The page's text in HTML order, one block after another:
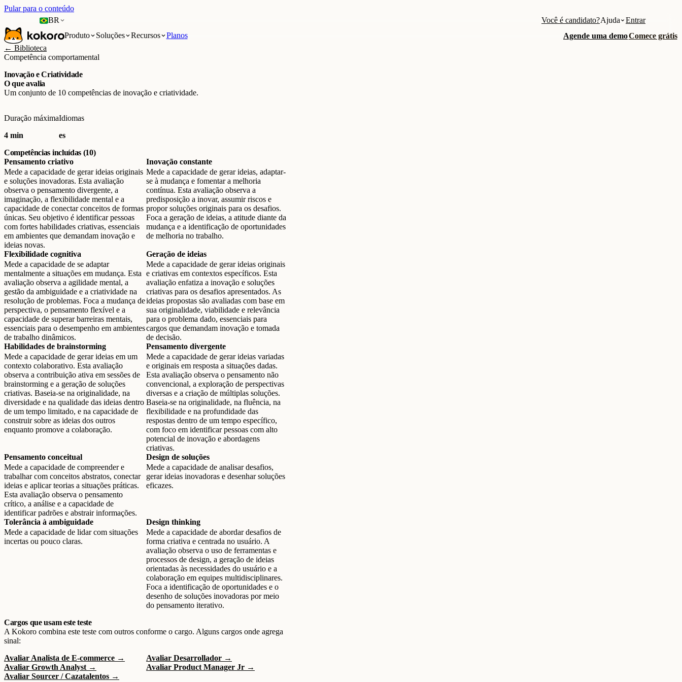
Pular para o conteúdo
BR
Você é candidato?Ajuda
Entrar
Produto
Soluções Recursos Planos Agende uma demoComece grátis
← Biblioteca
Competência comportamental
Inovação e Criatividade
O que avalia
Um conjunto de 10 competências de inovação e criatividade.
Duração máxima
4 min
Idiomas
es
Competências incluídas (10)
Pensamento criativo
Mede a capacidade de gerar ideias originais
e soluções inovadoras. Esta avaliação
observa o pensamento divergente, a
imaginação, a flexibilidade mental e a
capacidade de conectar conceitos de formas
únicas. Seu objetivo é identificar pessoas
com fortes habilidades criativas, essenciais
em ambientes que demandam inovação e
ideias novas.
Inovação constante
Mede a capacidade de gerar ideias, adaptar-
se à mudança e fomentar a melhoria
contínua. Esta avaliação observa a
predisposição a inovar, assumir riscos e
propor soluções originais para os desafios.
Foca a geração de ideias, a atitude diante da
mudança e a identificação de oportunidades
de melhoria no trabalho.
Flexibilidade cognitiva
Mede a capacidade de se adaptar
mentalmente a situações em mudança. Esta
avaliação observa a agilidade mental, a
gestão da ambiguidade e a criatividade na
resolução de problemas. Foca a mudança de
perspectiva, o pensamento flexível e a
capacidade de superar barreiras mentais,
essenciais para o desempenho em ambientes
de trabalho dinâmicos.
Geração de ideias
Mede a capacidade de gerar ideias originais
e criativas em contextos específicos. Esta
avaliação enfatiza a inovação e soluções
criativas para os desafios apresentados. As
ideias propostas são avaliadas com base em
sua originalidade, viabilidade e relevância
para o problema dado, essenciais para
cargos que demandam inovação e tomada
de decisão.
Habilidades de brainstorming
Mede a capacidade de gerar ideias em um
contexto colaborativo. Esta avaliação
observa a contribuição ativa em sessões de
brainstorming e a geração de soluções
criativas. Baseia-se na originalidade, na
diversidade e na qualidade das ideias dentro
de um tempo limitado, e na capacidade de
construir sobre as ideias dos outros
enquanto promove a colaboração.
Pensamento divergente
Mede a capacidade de gerar ideias variadas
e originais em resposta a situações dadas.
Esta avaliação observa o pensamento não
convencional, a exploração de perspectivas
diversas e a criação de múltiplas soluções.
Baseia-se na originalidade, na fluência, na
flexibilidade e na profundidade das
respostas dentro de um tempo específico,
com foco em identificar pessoas com alto
potencial de inovação e abordagens
criativas.
Pensamento conceitual
Mede a capacidade de compreender e
trabalhar com conceitos abstratos, conectar
ideias e aplicar teorias a situações práticas.
Esta avaliação observa o pensamento
crítico, a análise e a capacidade de
identificar padrões e abstrair informações.
Design de soluções
Mede a capacidade de analisar desafios,
gerar ideias inovadoras e desenhar soluções
eficazes.
Tolerância à ambiguidade
Mede a capacidade de lidar com situações
incertas ou pouco claras.
Design thinking
Mede a capacidade de abordar desafios de
forma criativa e centrada no usuário. A
avaliação observa o uso de ferramentas e
processos de design, a geração de ideias
orientadas às necessidades do usuário e a
colaboração em equipes multidisciplinares.
Foca a identificação de oportunidades e o
desenho de soluções inovadoras por meio
do pensamento iterativo.
Cargos que usam este teste
A Kokoro combina este teste com outros conforme o cargo. Alguns cargos onde agrega
sinal:
Avaliar Analista de E-commerce →
Avaliar Desarrollador →
Avaliar Growth Analyst →
Avaliar Product Manager Jr →
Avaliar Sourcer / Cazatalentos →